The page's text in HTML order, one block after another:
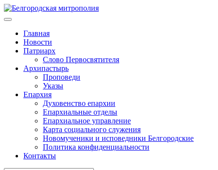
Главная
Новости
Патриарх
Слово Первосвятителя
Архипастырь
Проповеди
Указы
Епархия
Духовенство епархии
Епархиальные отделы
Епархиальное управление
Карта социального служения
Новомученики и исповедники Белгородские
Политика конфиденциальности
Контакты